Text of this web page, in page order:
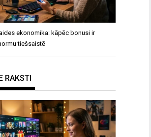
ekonomika: kāpēc bonusi ir
tiešsaistē
RAKSTI